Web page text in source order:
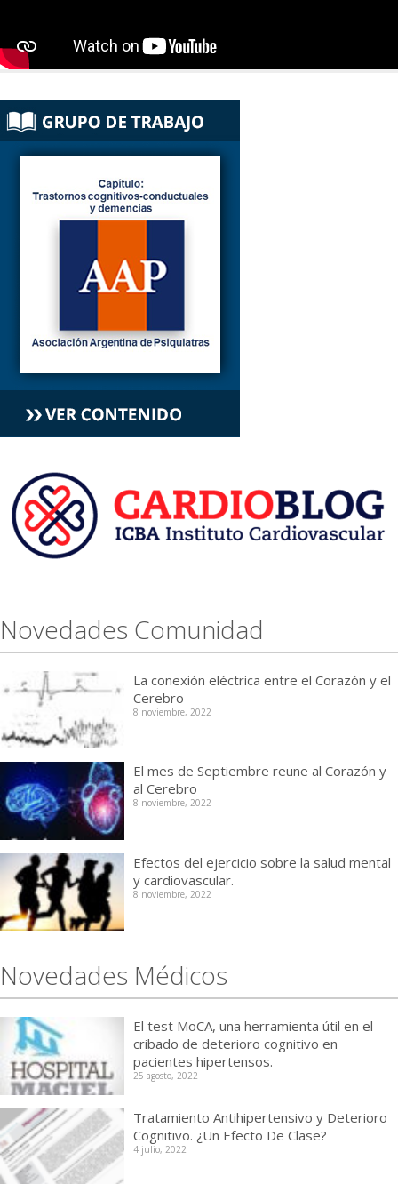
Novedades Comunidad
La conexión eléctrica entre el Corazón y el
Cerebro
8 noviembre, 2022
El mes de Septiembre reune al Corazón y
al Cerebro
8 noviembre, 2022
Efectos del ejercicio sobre la salud mental
y cardiovascular.
8 noviembre, 2022
Novedades Médicos
El test MoCA, una herramienta útil en el
cribado de deterioro cognitivo en
pacientes hipertensos.
25 agosto, 2022
Tratamiento Antihipertensivo y Deterioro
Cognitivo. ¿Un Efecto De Clase?
4 julio, 2022